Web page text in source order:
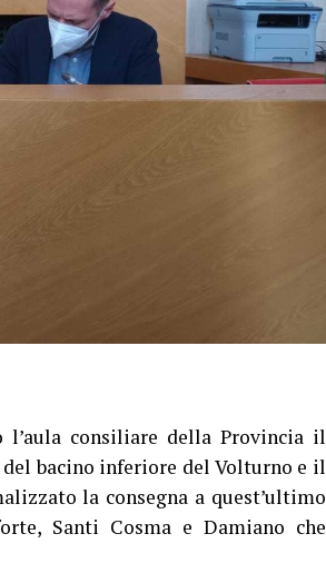
l’aula consiliare della Provincia il
bacino inferiore del Volturno e il
la consegna a quest’ultimo
Santi Cosma e Damiano che